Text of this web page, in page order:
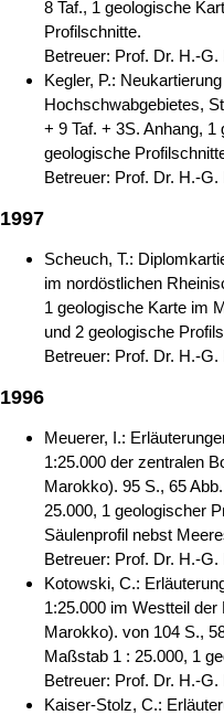
8 Taf., 1 geologische
Profilschnitte.
Betreuer: Prof. Dr. H.-
Kegler, P.:
Hochschwabgebietes,
+ 9 Taf. + 3S. Anhang,
geologische
Betreuer: Prof. Dr. H.-
1997
Scheuch, T.:
im nordöstlichen
1 geologische Karte im
und 2 geologische
Betreuer: Prof. Dr. H.-G.
1996
Meuerer, I.:
1:25.000 der zentralen
Marokko). 95 S., 65
25.000, 1 geologischer
Säulenprofil nebst
Betreuer: Prof. Dr. H.-G.
Kotowski, C.:
1:25.000 im Westteil
Marokko). von 104 S.,
Maßstab 1 : 25.000, 1
Betreuer: Prof. Dr. H.-G.
Kaiser-Stolz, C.: